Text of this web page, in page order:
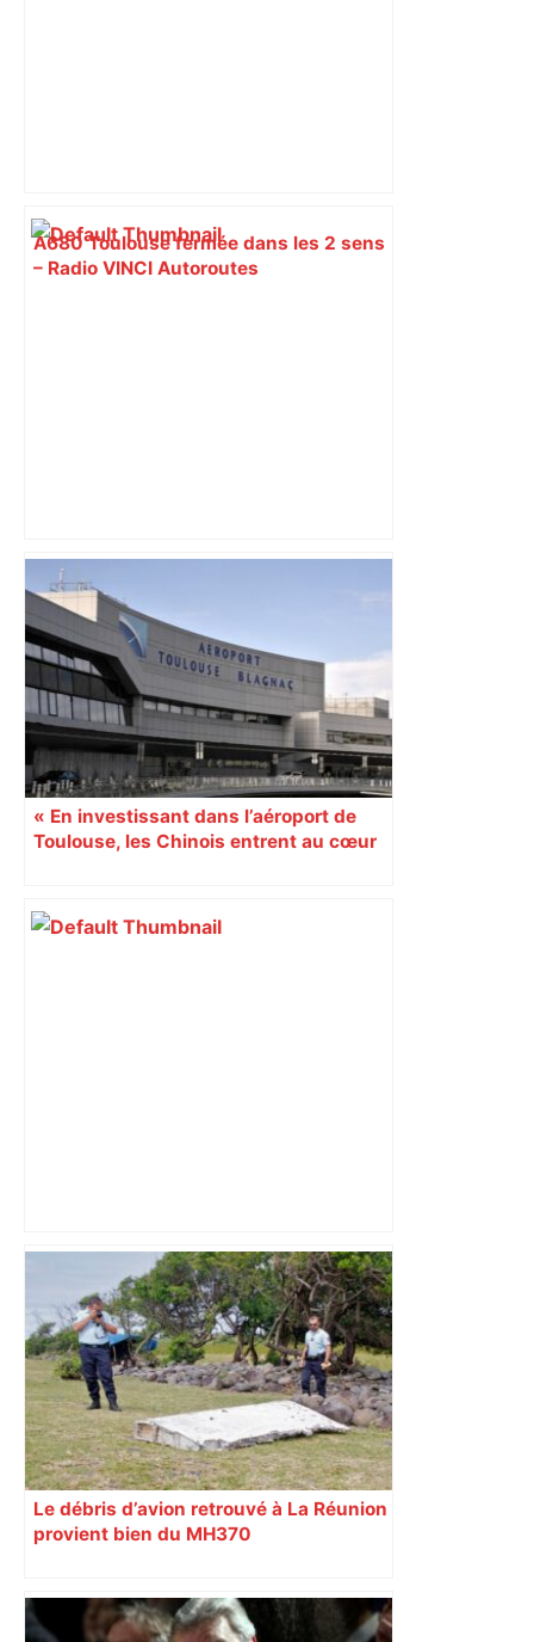
A680 Toulouse fermée dans les 2 sens
– Radio VINCI Autoroutes
Elections municipales à Toulouse :
l’insoumis François Piquemal dépose
un recours – Libération
« En investissant dans l’aéroport de
Toulouse, les Chinois entrent au cœur
« Si ça ferme, ça va laisser un vide » : à
Toulouse, les étudiants inquiets pour
l'avenir de la librairie Gibert – Actu.fr
Le débris d’avion retrouvé à La Réunion
provient bien du MH370